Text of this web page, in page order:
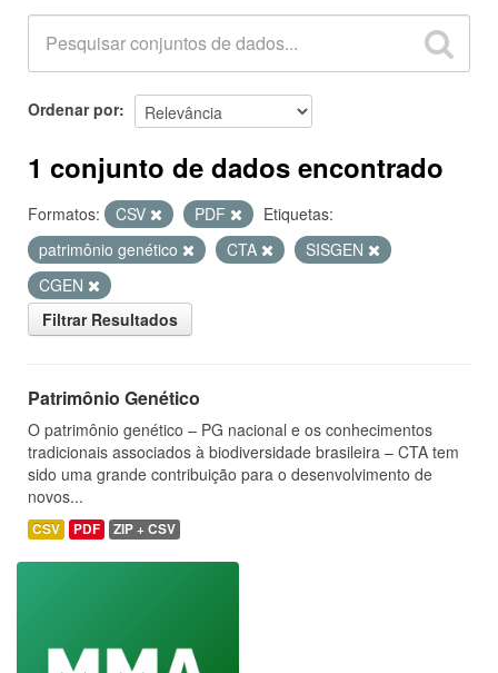
Ordenar por
1 conjunto de dados encontrado
Formatos: CSV PDF
Etiquetas:
patrimônio genético
CTA
SISGEN
CGEN
Filtrar Resultados
Patrimônio Genético
O patrimônio genético – PG nacional e os conhecimentos
tradicionais associados à biodiversidade brasileira – CTA tem
sido uma grande contribuição para o desenvolvimento de
novos...
CSV PDF ZIP + CSV